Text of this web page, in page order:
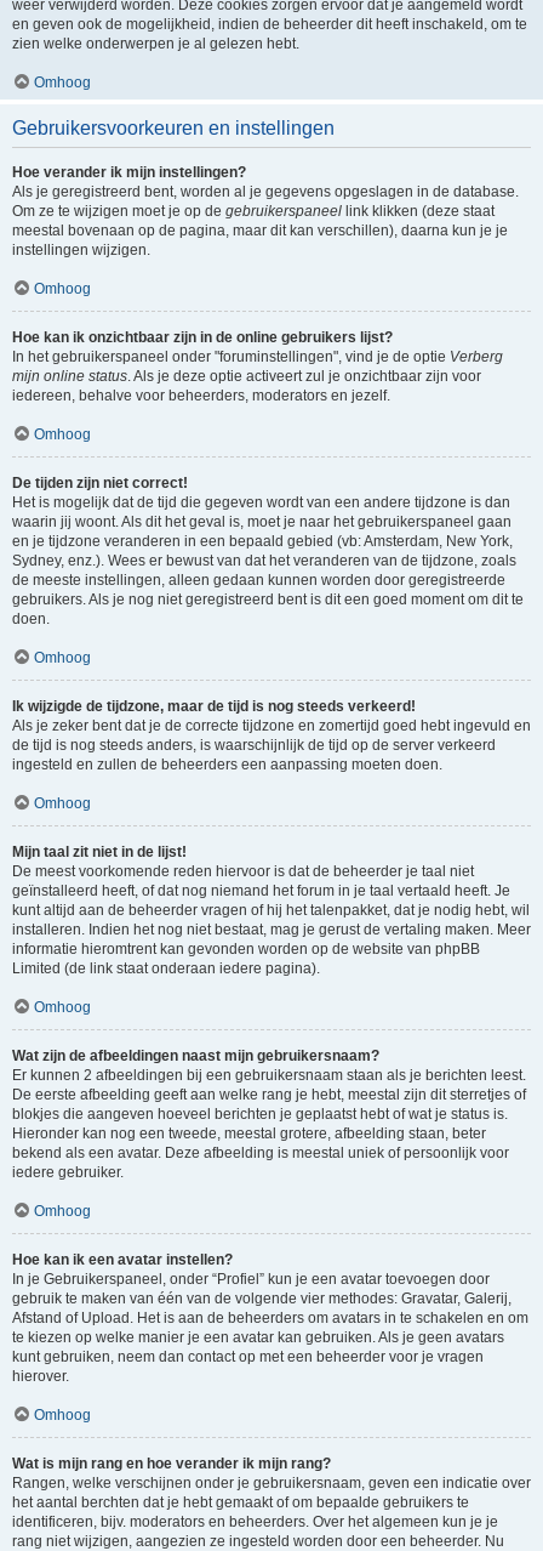
weer verwijderd worden. Deze cookies zorgen ervoor dat je aangemeld wordt
en geven ook de mogelijkheid, indien de beheerder dit heeft inschakeld, om te
zien welke onderwerpen je al gelezen hebt.
Omhoog
Gebruikersvoorkeuren en instellingen
Hoe verander ik mijn instellingen?
Als je geregistreerd bent, worden al je gegevens opgeslagen in de database.
Om ze te wijzigen moet je op de gebruikerspaneel link klikken (deze staat
meestal bovenaan op de pagina, maar dit kan verschillen), daarna kun je je
instellingen wijzigen.
Omhoog
Hoe kan ik onzichtbaar zijn in de online gebruikers lijst?
In het gebruikerspaneel onder "foruminstellingen", vind je de optie Verberg
mijn online status. Als je deze optie activeert zul je onzichtbaar zijn voor
iedereen, behalve voor beheerders, moderators en jezelf.
Omhoog
De tijden zijn niet correct!
Het is mogelijk dat de tijd die gegeven wordt van een andere tijdzone is dan
waarin jij woont. Als dit het geval is, moet je naar het gebruikerspaneel gaan
en je tijdzone veranderen in een bepaald gebied (vb: Amsterdam, New York,
Sydney, enz.). Wees er bewust van dat het veranderen van de tijdzone, zoals
de meeste instellingen, alleen gedaan kunnen worden door geregistreerde
gebruikers. Als je nog niet geregistreerd bent is dit een goed moment om dit te
doen.
Omhoog
Ik wijzigde de tijdzone, maar de tijd is nog steeds verkeerd!
Als je zeker bent dat je de correcte tijdzone en zomertijd goed hebt ingevuld en
de tijd is nog steeds anders, is waarschijnlijk de tijd op de server verkeerd
ingesteld en zullen de beheerders een aanpassing moeten doen.
Omhoog
Mijn taal zit niet in de lijst!
De meest voorkomende reden hiervoor is dat de beheerder je taal niet
geïnstalleerd heeft, of dat nog niemand het forum in je taal vertaald heeft. Je
kunt altijd aan de beheerder vragen of hij het talenpakket, dat je nodig hebt, wil
installeren. Indien het nog niet bestaat, mag je gerust de vertaling maken. Meer
informatie hieromtrent kan gevonden worden op de website van phpBB
Limited (de link staat onderaan iedere pagina).
Omhoog
Wat zijn de afbeeldingen naast mijn gebruikersnaam?
Er kunnen 2 afbeeldingen bij een gebruikersnaam staan als je berichten leest.
De eerste afbeelding geeft aan welke rang je hebt, meestal zijn dit sterretjes of
blokjes die aangeven hoeveel berichten je geplaatst hebt of wat je status is.
Hieronder kan nog een tweede, meestal grotere, afbeelding staan, beter
bekend als een avatar. Deze afbeelding is meestal uniek of persoonlijk voor
iedere gebruiker.
Omhoog
Hoe kan ik een avatar instellen?
In je Gebruikerspaneel, onder “Profiel” kun je een avatar toevoegen door
gebruik te maken van één van de volgende vier methodes: Gravatar, Galerij,
Afstand of Upload. Het is aan de beheerders om avatars in te schakelen en om
te kiezen op welke manier je een avatar kan gebruiken. Als je geen avatars
kunt gebruiken, neem dan contact op met een beheerder voor je vragen
hierover.
Omhoog
Wat is mijn rang en hoe verander ik mijn rang?
Rangen, welke verschijnen onder je gebruikersnaam, geven een indicatie over
het aantal berchten dat je hebt gemaakt of om bepaalde gebruikers te
identificeren, bijv. moderators en beheerders. Over het algemeen kun je je
rang niet wijzigen, aangezien ze ingesteld worden door een beheerder. Nu